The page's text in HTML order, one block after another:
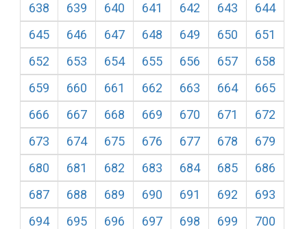
638
639 640 641 642 643
644
645
646 647 648 649 650
651
652
653 654 655 656 657
658
659
660 661 662 663 664
665
666
667 668 669 670 671
672
673
674 675 676 677 678
679
680
681 682 683 684 685
686
687
688 689 690 691 692
693
694
695 696 697 698 699
700